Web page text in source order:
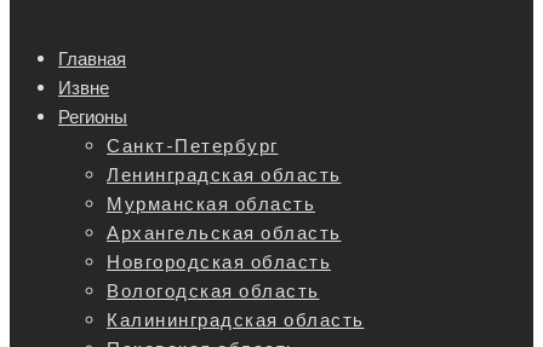
Главная
Извне
Регионы
Санкт-Петербург
Ленинградская область
Мурманская область
Архангельская область
Новгородская область
Вологодская область
Калининградская область